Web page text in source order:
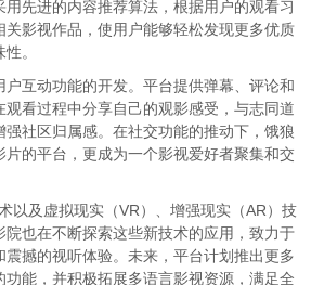
先进的内容推荐算法，根据用户的观看习
关影视作品，使用户能够轻松发现更多优质
。
户互动功能的开发。平台提供弹幕、评论和
看过程中分享自己的观影感受，与志同道
社区归属感。在社交功能的推动下，饿狼
片的平台，更成为一个影视爱好者聚集和交
以及虚拟现实（VR）、增强现实（AR）技
院也在不断探索这些新技术的应用，致力于
震撼的视听体验。未来，平台计划推出更多
能，并积极拓展多语言影视资源，满足全